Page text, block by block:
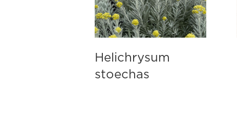
Helichrysum
stoechas